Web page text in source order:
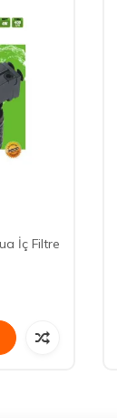
İç Filtre